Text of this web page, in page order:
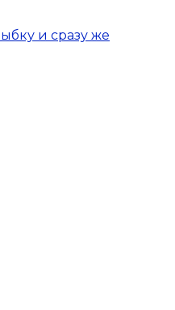
и сразу же